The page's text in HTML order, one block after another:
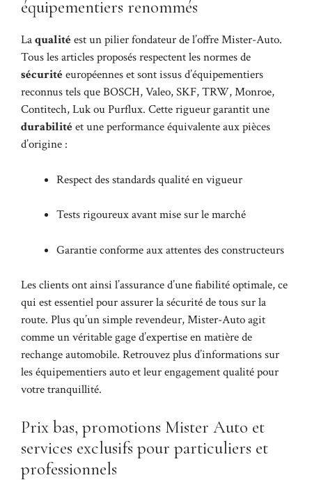
équipementiers renommés
Laqualitéest un pilier fondateur de l’offre Mister-Auto.
Tous les articles proposés respectent les normes de
sécuritéeuropéennes et sont issus d’équipementiers
reconnus tels que BOSCH, Valeo, SKF, TRW, Monroe,
Contitech, Luk ou Purflux. Cette rigueur garantit une
durabilitéet une performance équivalente aux pièces
d’origine :
Respect des standards qualité en vigueur
Tests rigoureux avant mise sur le marché
Garantie conforme aux attentes des constructeurs
Les clients ont ainsi l’assurance d’une fiabilité optimale, ce
qui est essentiel pour assurer la sécurité de tous sur la
route. Plus qu’un simple revendeur, Mister-Auto agit
comme un véritable gage d’expertise en matière de
rechange automobile. Retrouvez plus d’informations sur
leséquipementiers autoet leur engagement qualité pour
votre tranquillité.
Prix bas, promotions Mister Auto et
services exclusifs pour particuliers et
professionnels